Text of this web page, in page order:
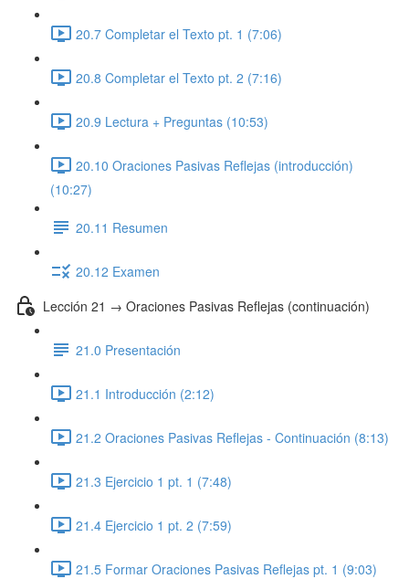
20.7 Completar el Texto pt. 1 (7:06)
20.8 Completar el Texto pt. 2 (7:16)
20.9 Lectura + Preguntas (10:53)
20.10 Oraciones Pasivas Reflejas (introducción)
(10:27)
20.11 Resumen
20.12 Examen
Lección 21 → Oraciones Pasivas Reflejas (continuación)
21.0 Presentación
21.1 Introducción (2:12)
21.2 Oraciones Pasivas Reflejas - Continuación (8:13)
21.3 Ejercicio 1 pt. 1 (7:48)
21.4 Ejercicio 1 pt. 2 (7:59)
21.5 Formar Oraciones Pasivas Reflejas pt. 1 (9:03)